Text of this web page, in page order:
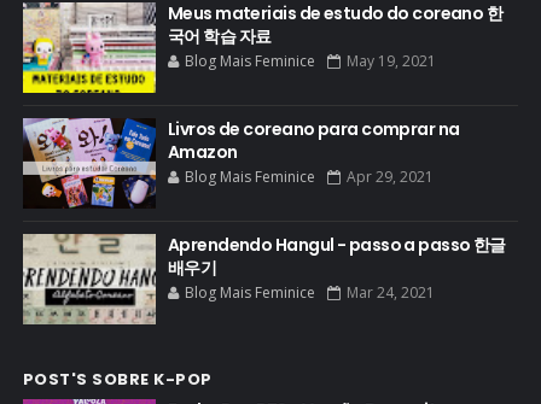
Meus materiais de estudo do coreano 한
국어 학습 자료
Blog Mais Feminice May 19, 2021
Livros de coreano para comprar na
Amazon
Blog Mais Feminice Apr 29, 2021
Aprendendo Hangul - passo a passo 한글
배우기
Blog Mais Feminice Mar 24, 2021
POST'S SOBRE K-POP